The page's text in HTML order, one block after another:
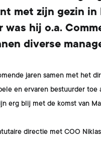
met zijn gezin
was hij o.a.
diverse
jaren samen met het
en ervaren bestuurder
erg blij met de komst van
directie met COO